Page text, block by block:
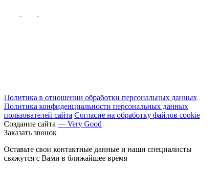
Политика в отношении обработки персональных данных
Политика конфиденциальности персональных данных
пользователей сайта Согласие на обработку файлов cookie
Создание сайта — Very Good
Заказать звонок
Оставьте свои контактные данные и наши специалисты
свяжутся с Вами в ближайшее время